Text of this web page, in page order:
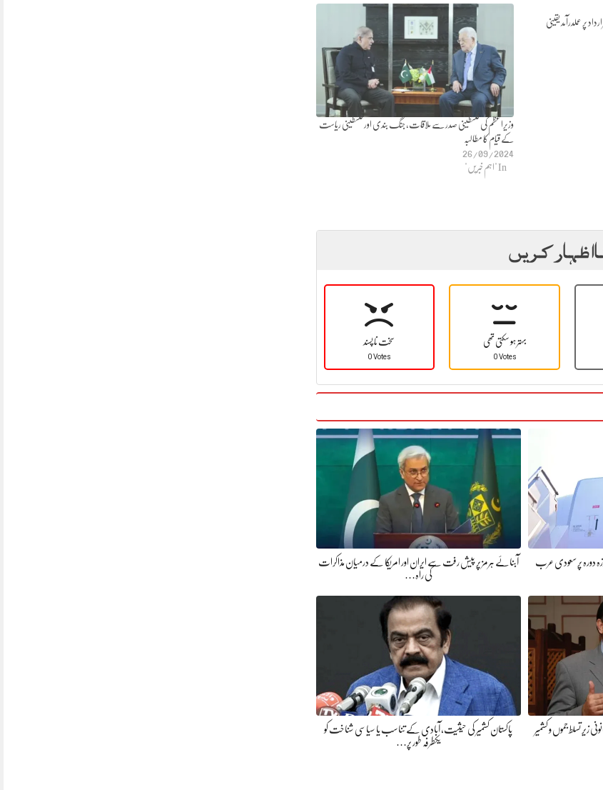
وزیراعظم کی فلسطینی صدر سے ملاقات، جنگ بندی اور فلسطینی ریاست
کے قیام کا مطالبہ
26/09/2024
In "اہم خبریں"
پر عملدرآمد یقینی
اظہار کریں
سخت نا پسند
0 Votes
بہتر ہو سکتی تھی
0 Votes
دورہ پر سعودی عرب
آبنائے ہرمز پر پیش رفت سے ایران اور امریکا کے درمیان مذاکرات
کی راہ…
تسلط جموں و کشمیر
پاکستان کشمیر کی حیثیت، آبادی کے تناسب یا سیاسی شناخت کو
یکطرفہ طور پر…